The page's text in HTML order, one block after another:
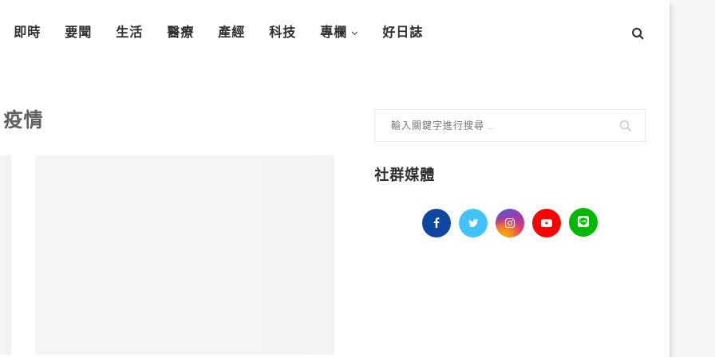
即時 要聞 生活 醫療 產經 科技 專欄 好日誌
疫情
社群媒體